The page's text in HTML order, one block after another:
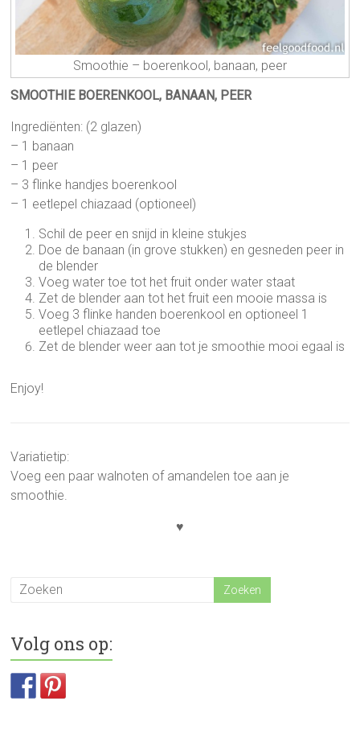
Smoothie – boerenkool, banaan, peer
SMOOTHIE BOERENKOOL, BANAAN, PEER
Ingrediënten: (2 glazen)
– 1 banaan
– 1 peer
– 3 flinke handjes boerenkool
– 1 eetlepel chiazaad (optioneel)
Schil de peer en snijd in kleine stukjes
Doe de banaan (in grove stukken) en gesneden peer in
de blender
Voeg water toe tot het fruit onder water staat
Zet de blender aan tot het fruit een mooie massa is
Voeg 3 flinke handen boerenkool en optioneel 1
eetlepel chiazaad toe
Zet de blender weer aan tot je smoothie mooi egaal is
Enjoy!
Variatietip:
Voeg een paar walnoten of amandelen toe aan je
smoothie.
♥
Volg ons op: